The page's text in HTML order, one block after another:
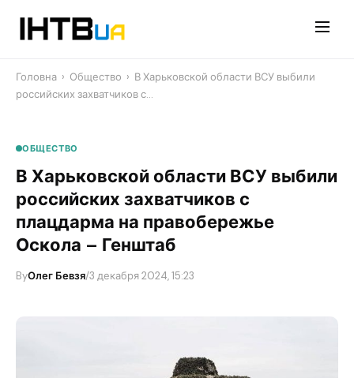
Головна › Общество › В Харьковской области ВСУ выбили
российских захватчиков с…
ОБЩЕСТВО
В Харьковской области ВСУ выбили
российских захватчиков с
плацдарма на правобережье
Оскола – Генштаб
ByОлег Бевзя/3 декабря 2024, 15:23